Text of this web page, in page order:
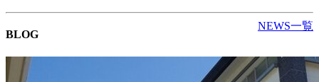
NEWS一覧
BLOG